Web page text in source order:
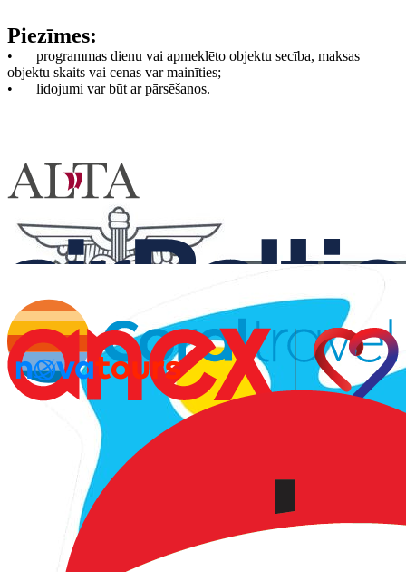
Piezīmes:
•
programmas dienu vai apmeklēto objektu secība, maksas
objektu skaits vai cenas var mainīties;
•
lidojumi var būt ar pārsēšanos.